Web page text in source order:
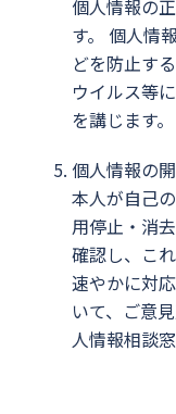
個人情報の
す。 個人情
どを防止す
ウイルス等
を講じます。
個人情報の
本人が自己
用停止・消
確認し、こ
速やかに対
いて、ご意
人情報相談